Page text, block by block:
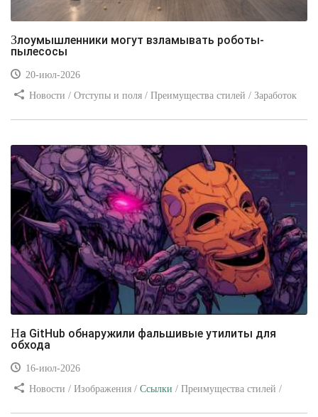
Злоумышленники могут взламывать роботы-
пылесосы
20-июл-2026
Новости / Отступы и поля / Преимущества стилей / Заработок
На GitHub обнаружили фальшивые утилиты для
обхода
16-июл-2026
Новости / Изображения / Ссылки / Преимущества стилей /